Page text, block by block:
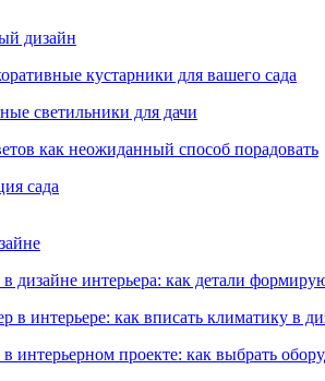
дизайн
кустарники для вашего сада
светильники для дачи
как неожиданный способ порадовать
сада
дизайне интерьера: как детали
в интерьере: как вписать климатику в
интерьерном проекте: как выбрать